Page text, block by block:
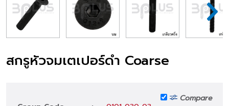
สกรูหัวจมเตเปอร์ดำ Coarse
Compare